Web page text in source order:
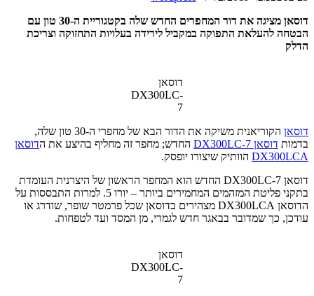
דוסאן מציגה את דור המחפרים החדש שלה בקטגוריית ה-30 טון עם
הבטחה להעלאת התפוקה במקביל לירידה בעלויות התחזוקה וצריכת
הדלק
דוסאן
DX300LC-
7
דוסאן
הקוריאנית משיקה את הדור הבא של מחפרי ה-30 טון שלה,
בדמות דוסאן DX300LC-7 החדש; מחפר זה מחליף בהיצע את הדוסאן
DX300LCA הוותיק שיצורו יופסק.
דוסאן DX300LC-7 החדש הוא המחפר הראשון של היצרנית העומדת
בתקני פליטת המזהמים המחמירים ביותר – יורו 5. למרות התבססות על
הדוסאן DX300LCA מצהירים בדוסאן שכל פרמטר שופר, שודרג או
עודכן, כך שמדובר בבאגר חדש לגמרי, מן המסד ועד לטפחות.
דוסאן
DX300LC-
7